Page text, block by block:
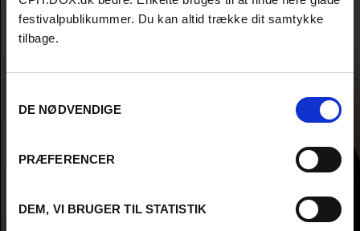
festivalpublikummer. Du kan altid trække dit samtykke
tilbage.
DE NØDVENDIGE
PRÆFERENCER
DEM, VI BRUGER TIL STATISTIK